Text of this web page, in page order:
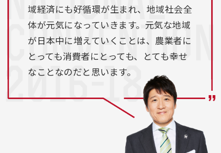
域経済にも好循環が生まれ、地域社会全
体が元気になっていきます。元気な地域
が日本中に増えていくことは、農業者に
とっても消費者にとっても、とても幸せ
なことなのだと思います。